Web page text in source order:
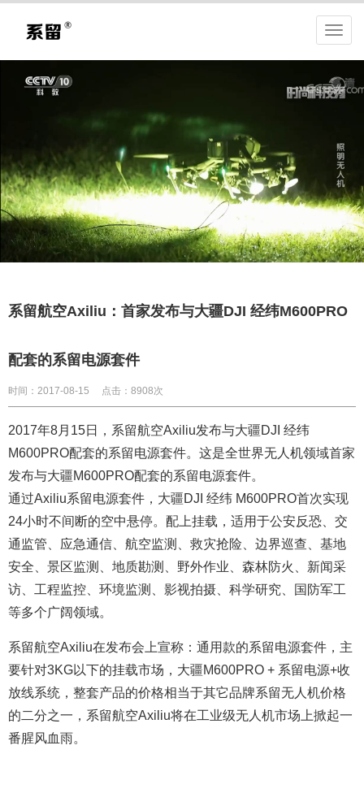
系留航空Axiliu：首家发布与大疆DJI 经纬M600PRO​
配套的系留电源套件
时间：2017-08-15 点击：8908次
2017年8月15日，系留航空Axiliu发布与大疆DJI 经纬
M600PRO配套的系留电源套件。这是全世界无人机领域首家
发布与大疆M600PRO配套的系留电源套件。
通过Axiliu系留电源套件， 大疆DJI 经纬 M600PRO首次实现
24小时不间断的空中悬停。配上挂载，适用于公安反恐、交
通监管、应急通信、航空监测、救灾抢险、边界巡查、基地
安全、景区监测、地质勘测、野外作业、森林防火、新闻采
访、工程监控、环境监测、影视拍摄、科学研究、国防军工
等多个广阔领域。
系留航空Axiliu在发布会上宣称：通用款的系留电源套件 ，主
要针对3KG以下的挂载市场， 大疆M600PRO + 系留电源+收
放线系统，整套产品的价格相当于其它品牌系留无人机价格
的二分之一， 系留航空Axiliu将在工业级无人机市场上掀起一
番腥风血雨。